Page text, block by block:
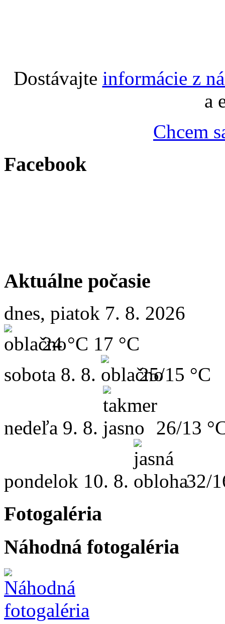
Dostávajte informácie z
a
Chcem
Facebook
Aktuálne počasie
dnes, piatok 7. 8. 2026
24 °C 17 °C
sobota 8. 8. 25/15 °C
nedeľa 9. 8. 26/13
pondelok 10. 8. 32/
Fotogaléria
Náhodná fotogaléria